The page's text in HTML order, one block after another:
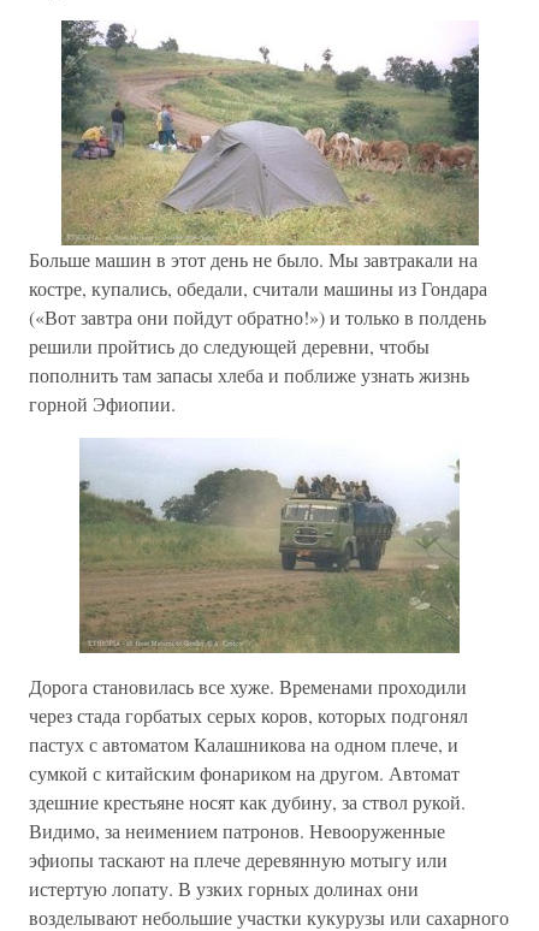
Больше машин в этот день не было. Мы завтракали на
костре, купались, обедали, считали машины из Гондара
(«Вот завтра они пойдут обратно!») и только в полдень
решили пройтись до следующей деревни, чтобы
пополнить там запасы хлеба и поближе узнать жизнь
горной Эфиопии.
Дорога становилась все хуже. Временами проходили
через стада горбатых серых коров, которых подгонял
пастух с автоматом Калашникова на одном плече, и
сумкой с китайским фонариком на другом. Автомат
здешние крестьяне носят как дубину, за ствол рукой.
Видимо, за неимением патронов. Невооруженные
эфиопы таскают на плече деревянную мотыгу или
истертую лопату. В узких горных долинах они
возделывают небольшие участки кукурузы или сахарного